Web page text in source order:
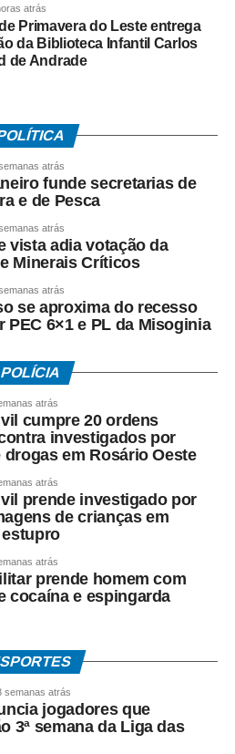
a greve legal e
o início da paralisação.
de, no mínimo, 50% da frota
de junho, os rodoviários do
iniciaram a paralisação. No
o movimento, a pedido do
de greve, para que o
a proposta de reajuste,
da categoria estão
dos pisos remuneratórios,
para R$ 1 mil e o
LinkedIn
Share
atrás
Primavera do Leste entrega
da Biblioteca Infantil Carlos
de Andrade
atrás
funde secretarias de
e de Pesca
atrás
vista adia votação da
Minerais Críticos
atrás
se aproxima do recesso
PEC 6×1 e PL da Misoginia
POLÍCIA
atrás
cumpre 20 ordens
investigados por
drogas em Rosário Oeste
atrás
prende investigado por
de crianças em
atrás
prende homem com
cocaína e espingarda
semanas atrás
jogadores que
3ª semana da Liga das